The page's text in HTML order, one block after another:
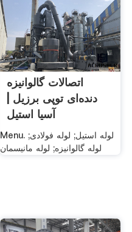
اتصالات گالوانیزه
دنده‌ای توپی برزیل |
آسیا استیل
Menu. لوله استیل; لوله فولادی;
لوله گالوانیزه; لوله مانیسمان